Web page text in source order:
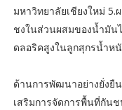
มหาวิทยาลัยเชียงใหม่
ชงในส่วนผสมของน้ำมัน
ดลอริคสูงในลูกสุกรน้ำห
ด้านการพัฒนาอย่างยั่งยื
เสริมการจัดการพื้นที่กัน